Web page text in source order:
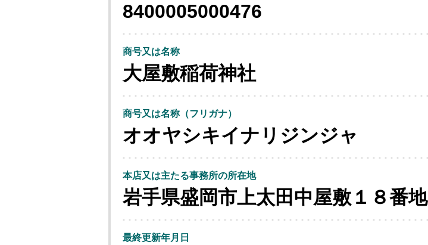
8400005000476
商号又は名称
大屋敷稲荷神社
商号又は名称（フリガナ）
オオヤシキイナリジンジャ
本店又は主たる事務所の所在地
岩手県盛岡市上太田中屋敷１８番地
最終更新年月日